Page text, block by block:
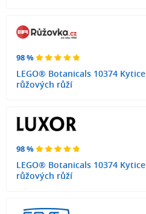
98 %
LEGO® Botanicals 10374 Kytice
růžových růží
98 %
LEGO® Botanicals 10374 Kytice
růžových růží